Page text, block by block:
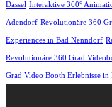
Dassel Interaktive 360°
Adendorf Revolutionäre 360
Experiences in Bad Nenndorf
Revolutionäre 360 Grad
Grad Video Booth Erlebnisse in